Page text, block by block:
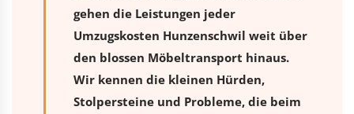
gehen die Leistungen jeder
Umzugskosten Hunzenschwil weit über
den blossen Möbeltransport hinaus.
Wir kennen die kleinen Hürden,
Stolpersteine und Probleme, die beim